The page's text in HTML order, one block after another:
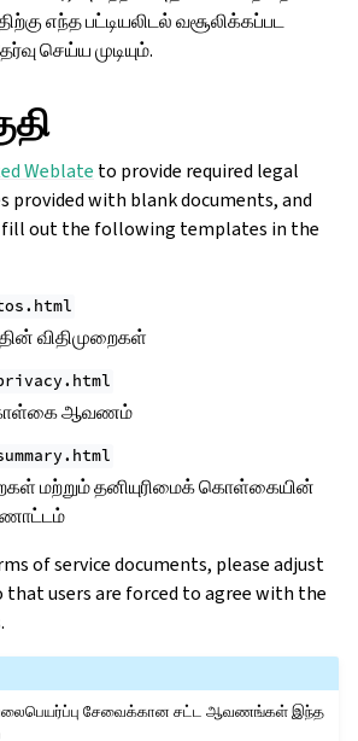
எந்த பட்டியலிடல் வசூலிக்கப்பட
செய்ய முடியும்.
Weblate to provide required legal
provided with blank documents, and
fill out the following templates in the
விதிமுறைகள்
கொள்கை ஆவணம்
மற்றும் தனியுரிமைக் கொள்கையின்
of service documents, please adjust
that users are forced to agree with the
சேவைக்கான சட்ட ஆவணங்கள் இந்த